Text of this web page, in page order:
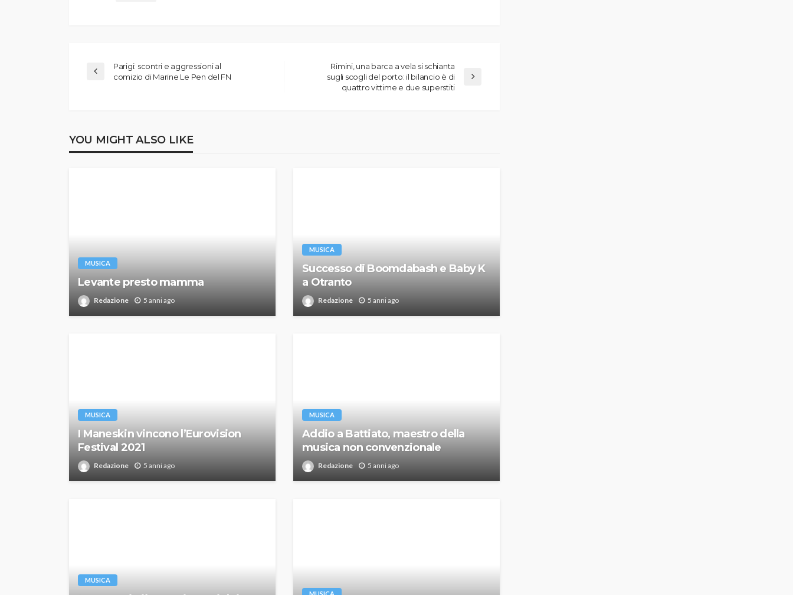
Parigi: scontri e aggressioni al
comizio di Marine Le Pen del FN
Rimini, una barca a vela si schianta
sugli scogli del porto: il bilancio è di
quattro vittime e due superstiti
YOU MIGHT ALSO LIKE
MUSICA
Levante presto mamma
Redazione 5 anni ago
MUSICA
Successo di Boomdabash e Baby K
a Otranto
Redazione 5 anni ago
MUSICA
I Maneskin vincono l’Eurovision
Festival 2021
Redazione 5 anni ago
MUSICA
Addio a Battiato, maestro della
musica non convenzionale
Redazione 5 anni ago
MUSICA